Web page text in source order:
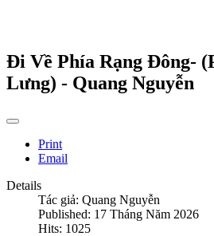
Đi Về Phía Rạng Đông-
Lưng) - Quang Nguyễn
Print
Email
Details
Tác giả: Quang Nguyễn
Published: 17 Tháng Năm 2026
Hits: 1025